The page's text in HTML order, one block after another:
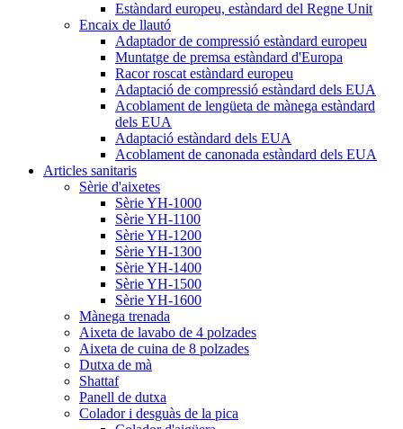
Estàndard europeu, estàndard del Regne Unit
Encaix de llautó
Adaptador de compressió estàndard europeu
Muntatge de premsa estàndard d'Europa
Racor roscat estàndard europeu
Adaptació de compressió estàndard dels EUA
Acoblament de lengüeta de mànega estàndard
dels EUA
Adaptació estàndard dels EUA
Acoblament de canonada estàndard dels EUA
Articles sanitaris
Sèrie d'aixetes
Sèrie YH-1000
Sèrie YH-1100
Sèrie YH-1200
Sèrie YH-1300
Sèrie YH-1400
Sèrie YH-1500
Sèrie YH-1600
Mànega trenada
Aixeta de lavabo de 4 polzades
Aixeta de cuina de 8 polzades
Dutxa de mà
Shattaf
Panell de dutxa
Colador i desguàs de la pica